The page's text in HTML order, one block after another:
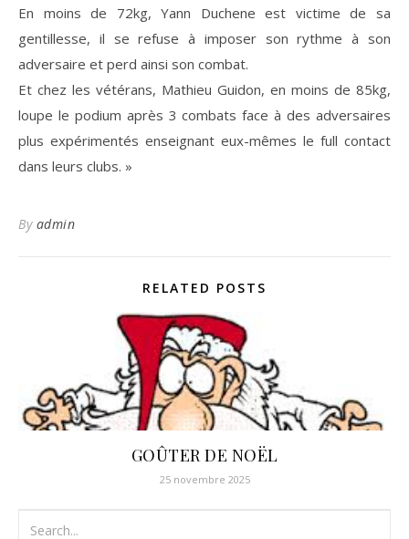
En moins de 72kg, Yann Duchene est victime de sa
gentillesse, il se refuse à imposer son rythme à son
adversaire et perd ainsi son combat.
Et chez les vétérans, Mathieu Guidon, en moins de 85kg,
loupe le podium après 3 combats face à des adversaires
plus expérimentés enseignant eux-mêmes le full contact
dans leurs clubs. »
By admin
RELATED POSTS
GOÛTER DE NOËL
25 novembre 2025